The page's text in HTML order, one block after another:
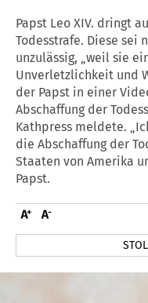
Papst Leo XIV. dringt
Todesstrafe. Diese sei
unzulässig, „weil sie
Unverletzlichkeit und
der Papst in einer
Abschaffung der
Kathpress meldete.
die Abschaffung der
Staaten von Amerika
Papst.